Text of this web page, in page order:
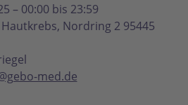
– 00:00 bis 23:59
Nordring 2 95445
med.de